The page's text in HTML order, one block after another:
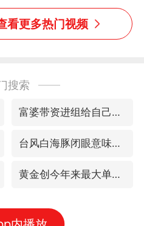
玩具鱼竿钓上大鱼
看更多热门视频
搜索
富婆带资进组给自己硬加60多场吻戏
台风白海豚闭眼意味着什么
黄金创今年来最大单周涨幅